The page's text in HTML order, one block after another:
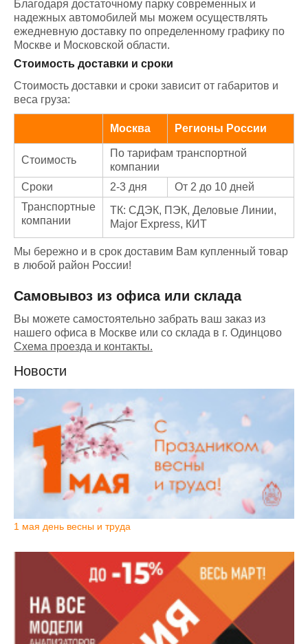
Благодаря достаточному парку современных и
надежных автомобилей мы можем осуществлять
ежедневную доставку по определенному графику по
Москве и Московской области.
Стоимость доставки и сроки
Стоимость доставки и сроки зависит от габаритов и
веса груза:
Москва Регионы России
Стоимость
По тарифам транспортной
компании
Сроки
2-3 дня
От 2 до 10 дней
Транспортные
компании
ТК: СДЭК, ПЭК, Деловые Линии,
Major Express, КИТ
Мы бережно и в срок доставим Вам купленный товар
в любой район России!
Самовывоз из офиса или склада
Вы можете самостоятельно забрать ваш заказ из
нашего офиса в Москве или со склада в г. Одинцово
Схема проезда и контакты.
Новости
1 мая день весны и труда